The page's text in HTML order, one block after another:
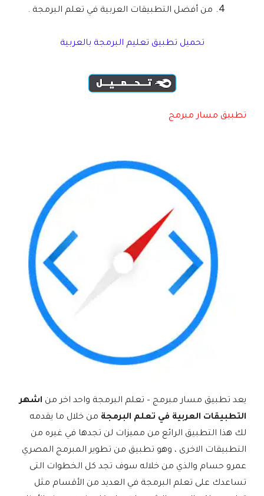
من أفضل التطبيقات العربية في تعلم البرمجة .
تحميل تطبيق تعليم البرمجة بالعربية
تطبيق مسار مبرمج
يعد تطبيق مسار مبرمج – تعلم البرمجة واحد اخر مناشهر
التطبيقات العربية في تعلم البرمجةمن خلال ما يقدمه
لك هذا التطبيق الرائع من مميزات لن تجدها في غيره من
التطبيقات الاخرى ، وهو تطبيق من تطوير المبرمج المصري
عمرو حسام والذي من خلاله سوف تجد كل الخطوات التى
تساعدك على تعلم البرمجة في العديد من الأقسام مثل